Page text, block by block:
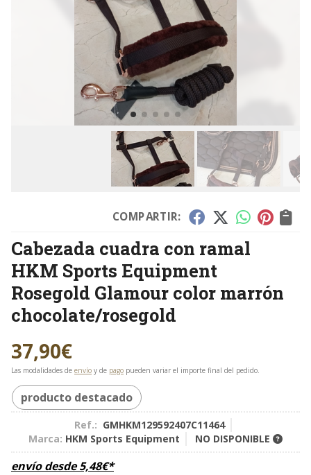
COMPARTIR:
Cabezada cuadra con ramal
HKM Sports Equipment
Rosegold Glamour color marrón
chocolate/rosegold
37,90€
Las modalidades de envío y de pago pueden variar el importe final del pedido.
producto destacado
Ref.: GMHKM129592407C11464
Marca: HKM Sports Equipment NO DISPONIBLE
envío desde5,48€*